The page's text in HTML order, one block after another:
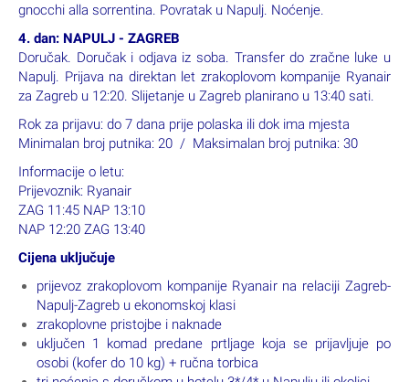
nalazimo u odlično očuvanim građevinama unutar lokaliteta.
Kratko slobodno vrijeme za kupnju suvenira izrađenih od
vulkanskog kamena i osvježenje. Nastavljamo vožnju prema
poluotoku Sorrentu uz prekrasnu panoramu i slikovita mjesta
sve do samog centra grada Sorrenta.
Sorrento je danas više cijenjen radi svoje spektakularne
pozicije na vrhu stijene od tufa nego radi spomenika koje treba
vidjeti, stoga je zapravo grad koji je u potpunosti posvećen
traženju užitaka i neskriveno slavi umjetnost „dolce far niente“,
što je famozna talijanska fraza koja vjerno dočarava dokolicu.
Garantiramo da će vam biti teško izabrati hoćete li najprije u
shopping, u bar ili u restoran na uživanje u južnjačkim gastro
delicijama! Gastro savjet: isprobajte spaghetti al limone ili
gnocchi alla sorrentina. Povratak u Napulj. Noćenje.
4. dan: NAPULJ - ZAGREB
Doručak. Doručak i odjava iz soba. Transfer do zračne luke u
Napulj. Prijava na direktan let zrakoplovom kompanije Ryanair
za Zagreb u 12:20. Slijetanje u Zagreb planirano u 13:40 sati.
Rok za prijavu: do 7 dana prije polaska ili dok ima mjesta